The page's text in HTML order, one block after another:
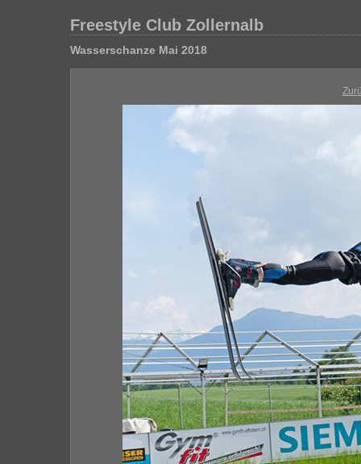
Freestyle Club Zollernalb
Wasserschanze Mai 2018